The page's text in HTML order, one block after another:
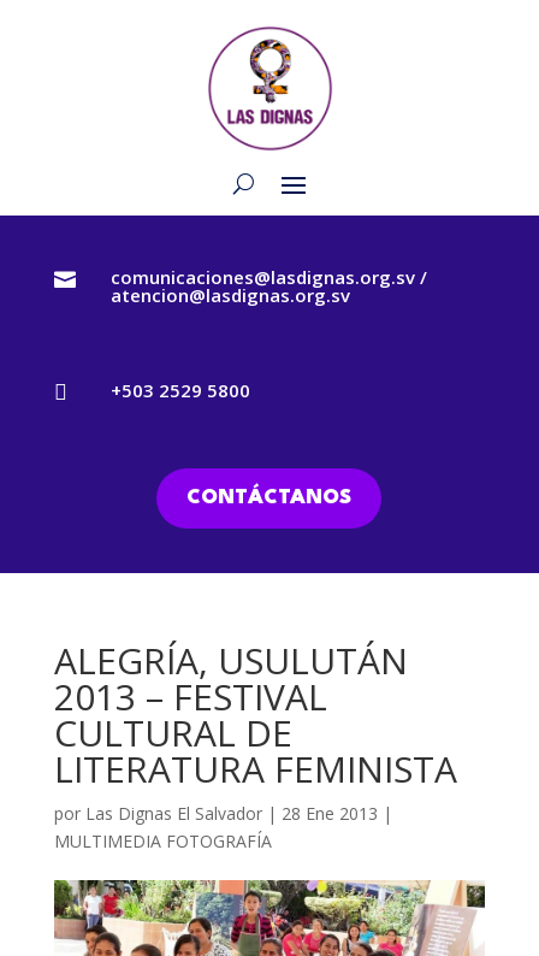
 comunicaciones@lasdignas.org.sv /
atencion@lasdignas.org.sv
 +503 2529 5800
CONTÁCTANOS
ALEGRÍA, USULUTÁN
2013 – FESTIVAL
CULTURAL DE
LITERATURA FEMINISTA
por Las Dignas El Salvador| 28 Ene 2013 |
MULTIMEDIA FOTOGRAFÍA